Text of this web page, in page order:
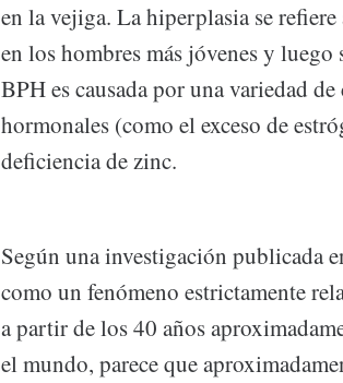
en la vejiga. La hiperplasia se
en los hombres más jóvenes y
BPH es causada por una variedad
hormonales (como el exceso de
deficiencia de zinc.
Según una investigación publicada
como un fenómeno estrictamente
a partir de los 40 años
el mundo, parece que